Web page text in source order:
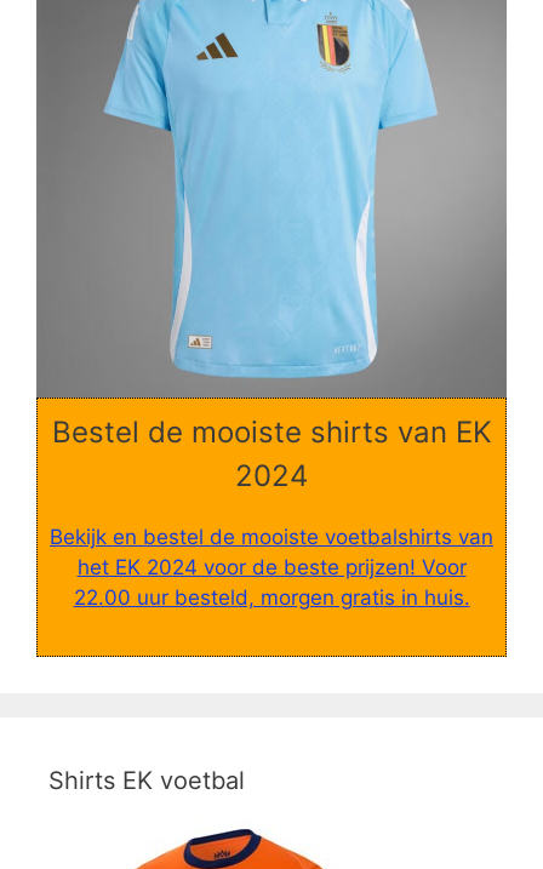
Bestel de mooiste shirts van EK
2024
Bekijk en bestel de mooiste voetbalshirts van
het EK 2024 voor de beste prijzen! Voor
22.00 uur besteld, morgen gratis in huis.
Shirts EK voetbal